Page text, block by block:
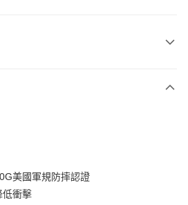
美國軍規防摔認證
低衝擊